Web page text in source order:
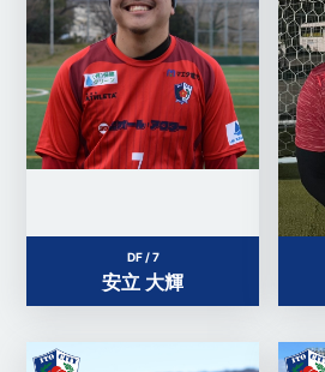
DF / 7
安立 大輝